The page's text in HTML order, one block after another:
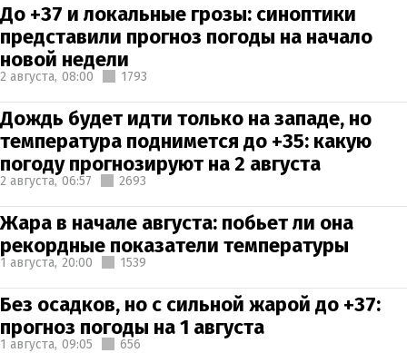
До +37 и локальные грозы: синоптики
представили прогноз погоды на начало
новой недели
2 августа, 08:00 1793
Дождь будет идти только на западе, но
температура поднимется до +35: какую
погоду прогнозируют на 2 августа
2 августа, 06:57 2693
Жара в начале августа: побьет ли она
рекордные показатели температуры
1 августа, 20:00 1539
Без осадков, но с сильной жарой до +37:
прогноз погоды на 1 августа
1 августа, 09:05 656